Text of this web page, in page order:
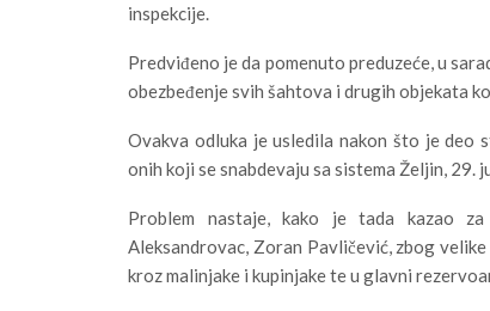
inspekcije.
Predviđeno je da pomenuto preduzeće, u
obezbeđenje svih šahtova i drugih objekata
Ovakva odluka je usledila nakon što je deo
onih koji se snabdevaju sa sistema Željin, 29.
Problem nastaje, kako je tada kazao za
Aleksandrovac, Zoran Pavličević, zbog
kroz malinjake i kupinjake te u glavni